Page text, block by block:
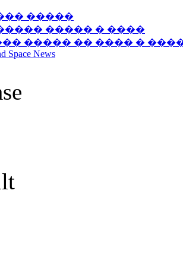
�����
����� � ����
����� �� ���� �
Space News